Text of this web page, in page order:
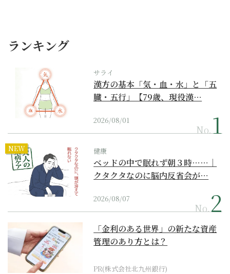
ランキング
サライ
漢方の基本「気・血・水」と「五
臓・五行」【79歳、現役漢…
2026/08/01
No.
NEW 健康
ベッドの中で眠れず朝３時……｜
クタクタなのに脳内反省会が…
2026/08/07
No.
「金利のある世界」の新たな資産
管理のあり方とは？
PR(株式会社北九州銀行)